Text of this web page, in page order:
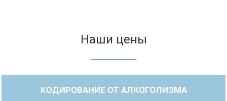
Наши цены
КОДИРОВАНИЕ ОТ АЛКОГОЛИЗМА